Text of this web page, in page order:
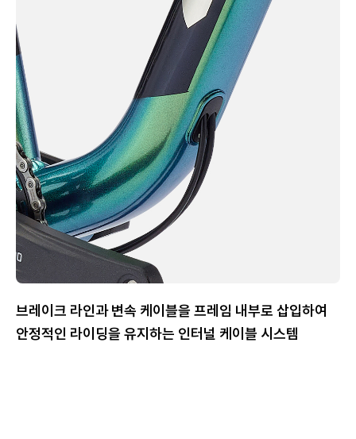
브레이크 라인과 변속 케이블을 프레임 내부로 삽입하여
안정적인 라이딩을 유지하는 인터널 케이블 시스템